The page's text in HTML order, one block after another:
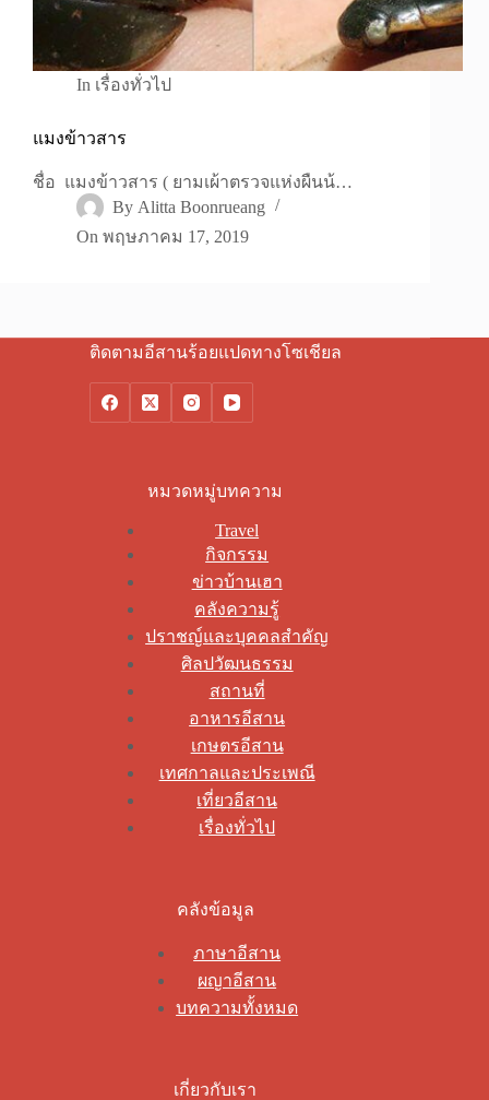
In เรื่องทั่วไป
แมงข้าวสาร
ชื่อ แมงข้าวสาร ( ยามเผ้าตรวจแห่งผืนน้…
By Alitta Boonrueang
On พฤษภาคม 17, 2019
ติดตามอีสานร้อยแปดทางโซเชียล
หมวดหมู่บทความ
Travel
กิจกรรม
ข่าวบ้านเฮา
คลังความรู้
ปราชญ์และบุคคลสำคัญ
ศิลปวัฒนธรรม
สถานที่
อาหารอีสาน
เกษตรอีสาน
เทศกาลและประเพณี
เที่ยวอีสาน
เรื่องทั่วไป
คลังข้อมูล
ภาษาอีสาน
ผญาอีสาน
บทความทั้งหมด
เกี่ยวกับเรา